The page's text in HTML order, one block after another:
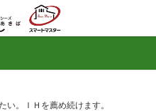
い。ＩＨを薦め続けます。